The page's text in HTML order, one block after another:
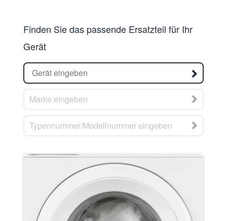
Finden Sie das passende Ersatzteil für Ihr
Gerät